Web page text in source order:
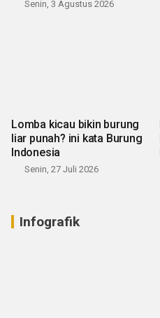
Senin, 3 Agustus 2026
Lomba kicau bikin burung
liar punah? ini kata Burung
Indonesia
Senin, 27 Juli 2026
Infografik